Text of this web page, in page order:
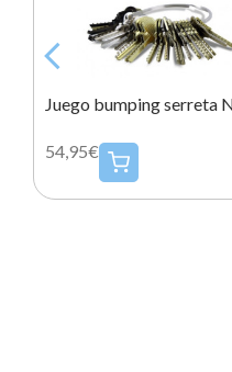
Juego bumping serreta
54,95€